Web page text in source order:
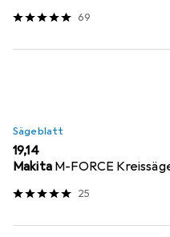
69
Sägeblatt
EUR
19,14
Makita M-FORCE
25